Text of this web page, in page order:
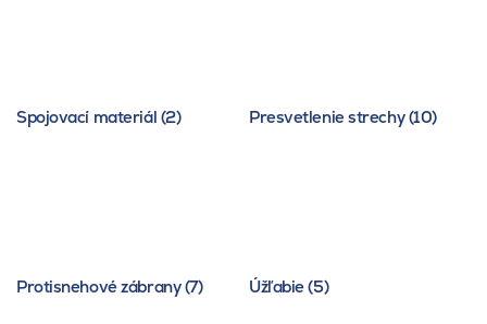
Spojovací materiál (2) Presvetlenie strechy (10)
Protisnehové zábrany (7) Úžľabie (5)